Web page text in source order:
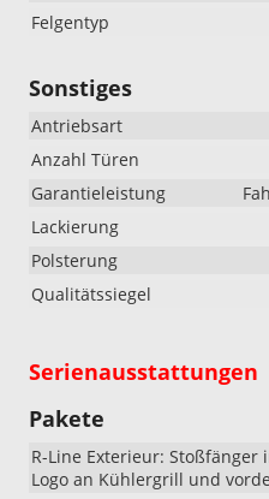
Felgentyp
Sonstiges
Antriebsart
Anzahl Türen
Garantieleistung
Lackierung
Polsterung
Qualitätssiegel
Serienausstattungen
Pakete
R-Line Exterieur: Stoßfänger
Logo an Kühlergrill und